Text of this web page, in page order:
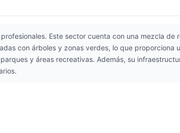
Este sector cuenta con una mezcla de
con árboles y zonas verdes, lo que proporciona
y áreas recreativas. Además, su